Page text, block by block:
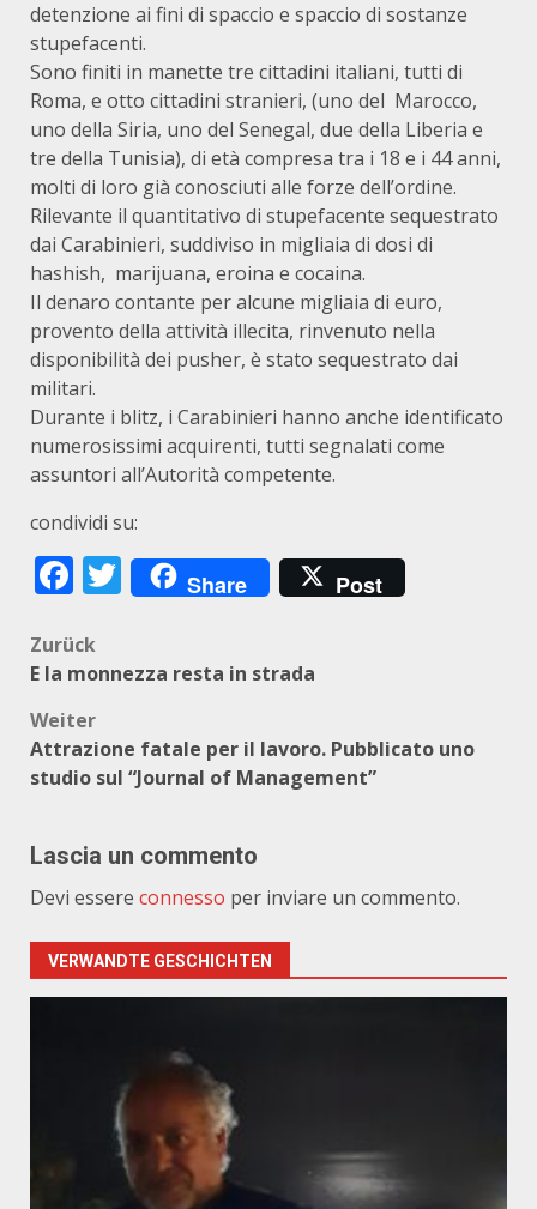
detenzione ai fini di spaccio e spaccio di sostanze
stupefacenti.
Sono finiti in manette tre cittadini italiani, tutti di
Roma, e otto cittadini stranieri, (uno del Marocco,
uno della Siria, uno del Senegal, due della Liberia e
tre della Tunisia), di età compresa tra i 18 e i 44 anni,
molti di loro già conosciuti alle forze dell’ordine.
Rilevante il quantitativo di stupefacente sequestrato
dai Carabinieri, suddiviso in migliaia di dosi di
hashish, marijuana, eroina e cocaina.
Il denaro contante per alcune migliaia di euro,
provento della attività illecita, rinvenuto nella
disponibilità dei pusher, è stato sequestrato dai
militari.
Durante i blitz, i Carabinieri hanno anche identificato
numerosissimi acquirenti, tutti segnalati come
assuntori all’Autorità competente.
condividi su:
Facebook
Twitter
Share Post
Beitragsnavigation
Zurück
E la monnezza resta in strada
Weiter
Attrazione fatale per il lavoro. Pubblicato uno
studio sul “Journal of Management”
Lascia un commento
Devi essere connesso per inviare un commento.
VERWANDTE GESCHICHTEN